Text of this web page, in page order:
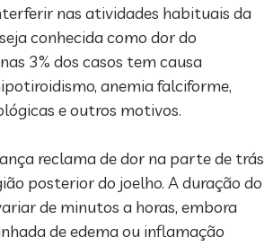
nas atividades habituais da
conhecida como dor do
3% dos casos tem causa
anemia falciforme,
e outros motivos.⁣
reclama de dor na parte de trás
posterior do joelho. A duração do
de minutos a horas, embora
de edema ou inflamação